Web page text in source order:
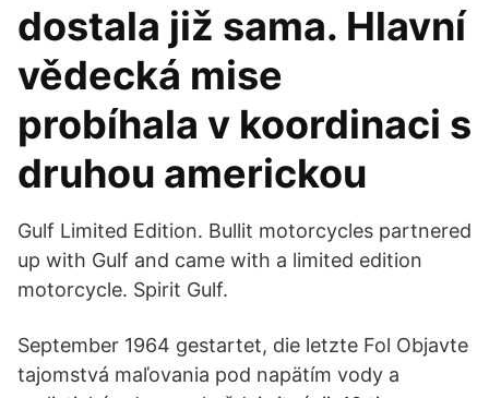
dostala již sama. Hlavní
vědecká mise
probíhala v koordinaci s
druhou americkou
Gulf Limited Edition. Bullit motorcycles partnered
up with Gulf and came with a limited edition
motorcycle. Spirit Gulf.
September 1964 gestartet, die letzte Fol Objavte
tajomstvá maľovania pod napätím vody a